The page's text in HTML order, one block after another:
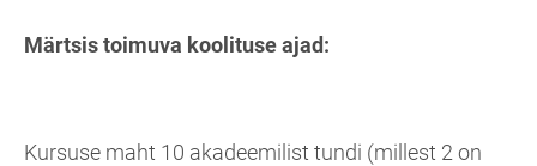
Märtsis toimuva koolituse ajad:
Kursuse maht 10 akadeemilist tundi (millest 2 on